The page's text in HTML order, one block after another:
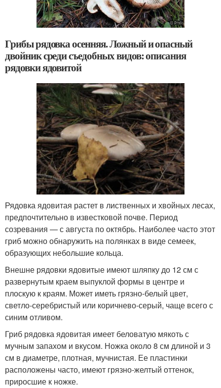
Грибы рядовка осенняя. Ложный и опасный
двойник среди съедобных видов: описания
рядовки ядовитой
Рядовка ядовитая растет в лиственных и хвойных лесах,
предпочтительно в известковой почве. Период
созревания — с августа по октябрь. Наиболее часто этот
гриб можно обнаружить на полянках в виде семеек,
образующих небольшие кольца.
Внешне рядовки ядовитые имеют шляпку до 12 см с
развернутым краем выпуклой формы в центре и
плоскую к краям. Может иметь грязно-белый цвет,
светло-серебристый или коричнево-серый, чаще всего с
синим отливом.
Гриб рядовка ядовитая имеет беловатую мякоть с
мучным запахом и вкусом. Ножка около 8 см длиной и 3
см в диаметре, плотная, мучнистая. Ее пластинки
расположены часто, имеют грязно-желтый оттенок,
приросшие к ножке.